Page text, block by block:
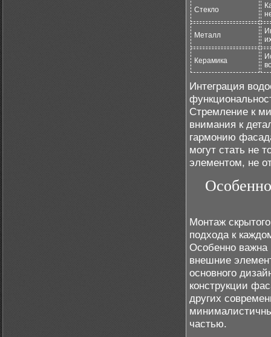
Стекло
Металл
Керамика
Интеграция
Стремление к
внимания к
гармонию
могут стать не
элементом, не
Монтаж
подхода к
Особенно важна
внешние
основного
конструкции
других
частью.